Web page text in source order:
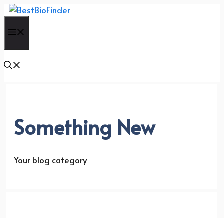
Skip
content
Something New
Your blog category